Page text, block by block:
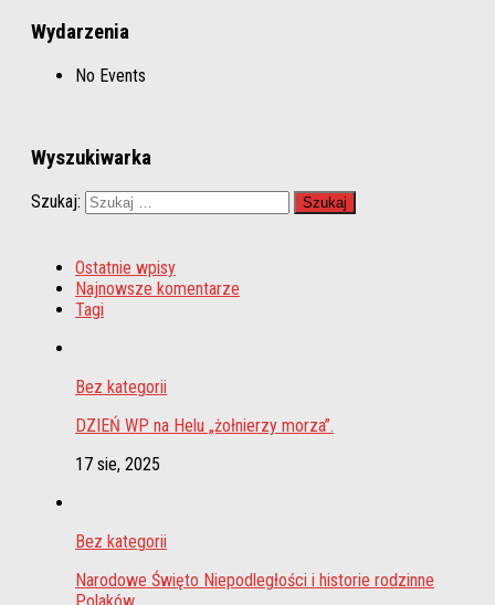
Wydarzenia
No Events
Wyszukiwarka
Szukaj:
Ostatnie wpisy
Najnowsze komentarze
Tagi
Bez kategorii
DZIEŃ WP na Helu „żołnierzy morza”.
17 sie, 2025
Bez kategorii
Narodowe Święto Niepodległości i historie rodzinne
Polaków